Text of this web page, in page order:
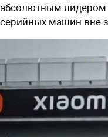
абсолютным лидером
серийных машин вне